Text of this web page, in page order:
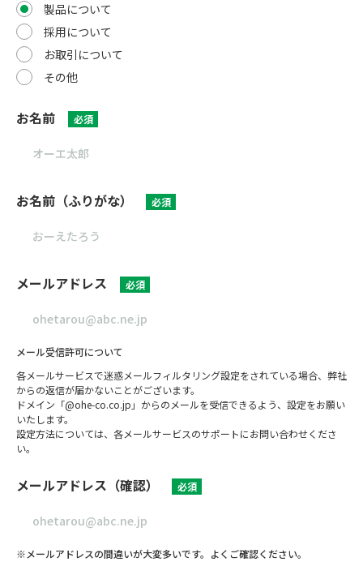
製品について
採用について
お取引について
その他
お名前 必須
お名前（ふりがな） 必須
メールアドレス 必須
メール受信許可について
各メールサービスで迷惑メールフィルタリング設定をされている場合、弊社
からの返信が届かないことがございます。
ドメイン「@ohe-co.co.jp」からのメールを受信できるよう、設定をお願い
いたします。
設定方法については、各メールサービスのサポートにお問い合わせくださ
い。
メールアドレス（確認） 必須
※メールアドレスの間違いが大変多いです。よくご確認ください。